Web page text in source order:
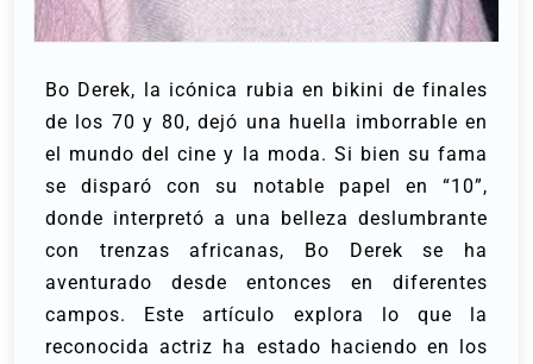
Bo Derek, la icónica rubia en bikini de finales
de los 70 y 80, dejó una huella imborrable en
el mundo del cine y la moda. Si bien su fama
se disparó con su notable papel en “10”,
donde interpretó a una belleza deslumbrante
con trenzas africanas, Bo Derek se ha
aventurado desde entonces en diferentes
campos. Este artículo explora lo que la
reconocida actriz ha estado haciendo en los